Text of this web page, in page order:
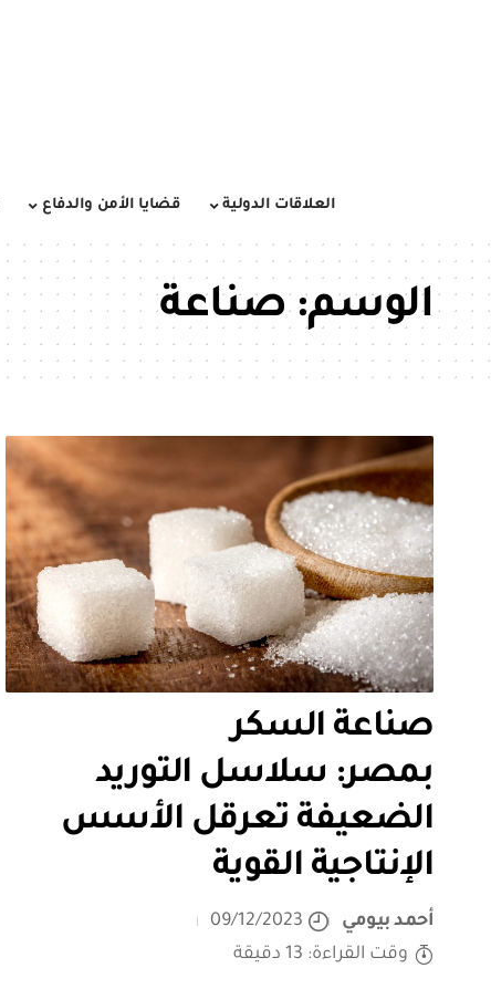
العلاقات الدولية قضايا الأمن والدفاع
الوسم:صناعة
صناعة السكر
بمصر: سلاسل التوريد
الضعيفة تعرقل الأسس
الإنتاجية القوية
أحمد بيومي
09/12/2023
وقت القراءة: 13 دقيقة